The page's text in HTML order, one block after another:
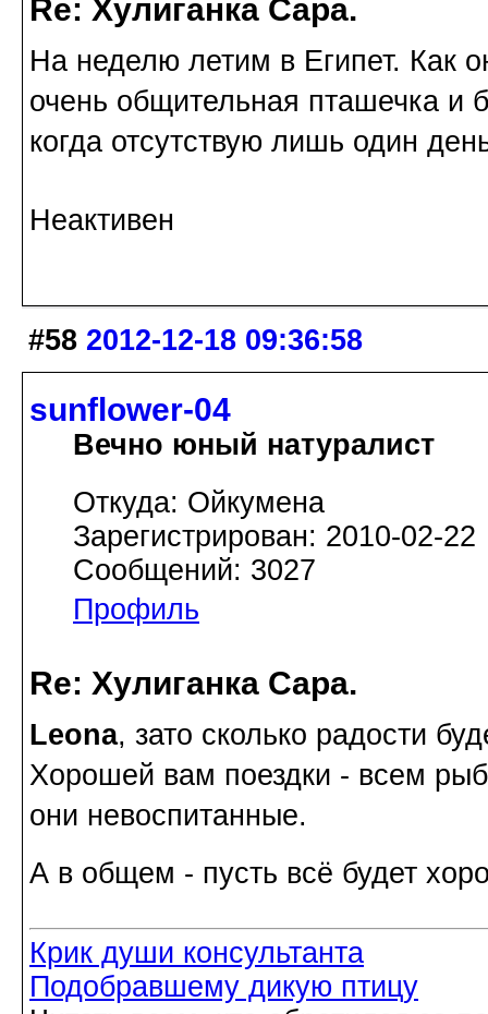
Re: Хулиганка Сара.
На неделю летим в Египет. Как
очень общительная пташечка и
когда отсутствую лишь один
Неактивен
#58 2012-12-18 09:36:58
sunflower-04
Вечно юный натуралист
Откуда: Ойкумена
Зарегистрирован: 2010-02-22
Сообщений: 3027
Профиль
Re: Хулиганка Сара.
Leona, зато сколько радости
Хорошей вам поездки - всем
они невоспитанные.
А в общем - пусть всё будет
Крик души консультанта
Подобравшему дикую птицу